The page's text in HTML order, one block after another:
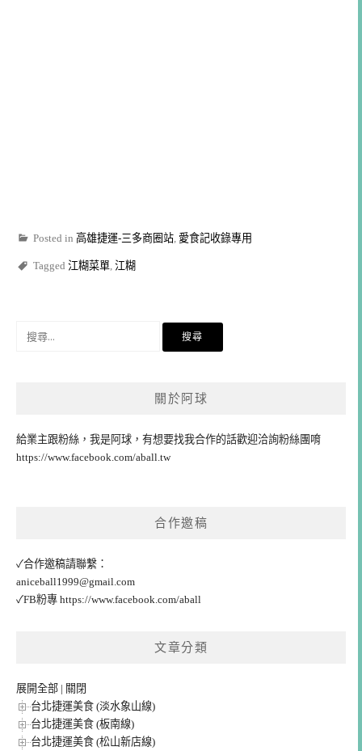
Posted in 高雄捷運-三多商圈站, 愛食記收錄專用
Tagged 江糊菜單, 江糊
關於阿球
給業主跟粉絲，我是阿球，有想要找我合作的話歡迎洽詢粉絲團唷
https://www.facebook.com/aball.tw
合作邀稿
✓合作邀稿請聯繫：
aniceball1999@gmail.com
✓FB粉專 https://www.facebook.com/aball
文章分類
展開全部 | 關閉
台北捷運美食 (淡水象山線)
台北捷運美食 (板南線)
台北捷運美食 (松山新店線)